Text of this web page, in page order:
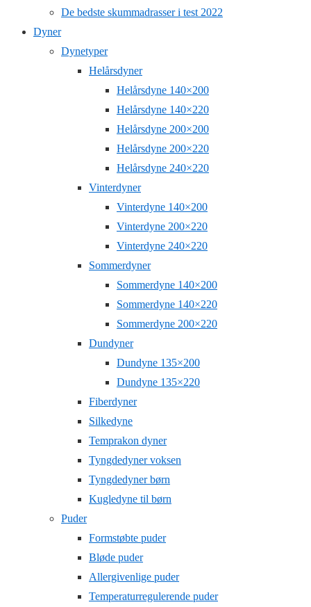
De bedste skummadrasser i test 2022
Dyner
Dynetyper
Helårsdyner
Helårsdyne 140×200
Helårsdyne 140×220
Helårsdyne 200×200
Helårsdyne 200×220
Helårsdyne 240×220
Vinterdyner
Vinterdyne 140×200
Vinterdyne 200×220
Vinterdyne 240×220
Sommerdyner
Sommerdyne 140×200
Sommerdyne 140×220
Sommerdyne 200×220
Dundyner
Dundyne 135×200
Dundyne 135×220
Fiberdyner
Silkedyne
Temprakon dyner
Tyngdedyner voksen
Tyngdedyner børn
Kugledyne til børn
Puder
Formstøbte puder
Bløde puder
Allergivenlige puder
Temperaturregulerende puder